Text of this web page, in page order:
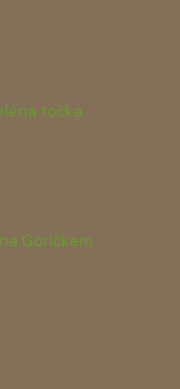
točka
Goričkem